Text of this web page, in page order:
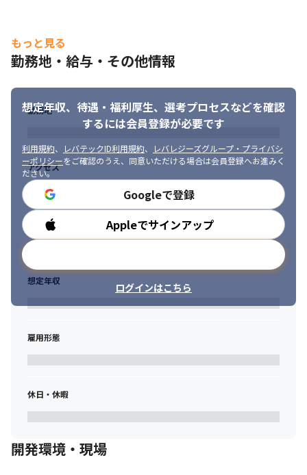
情報と環境情報を計測）　等
（変更の範囲）会社の定める業務
もっと見る
勤務地・給与・その他情報
想定年収、待遇・福利厚生、 選考プロセスなどを確認
するには会員登録が必要です
利用規約、 レバテックID利用規約、
レバレジーズグループ・プライバシ
ーポリシーをご確認のうえ、同意いただける場合は会員登録へお進みく
ださい。
Googleで登録
Appleでサインアップ
ログインはこちら
勤務地
アクセス
勤務時間
想定年収
雇用形態
休日・休暇
開発環境・現場